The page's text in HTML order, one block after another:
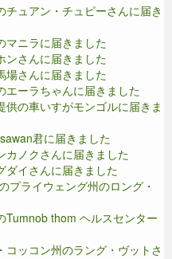
チュアン・チュピーさんに届き
マニラに届きました
ンさんに届きました
場さんに届きました
エーラちゃんに届きました
供の車いすがモンゴルに届きま
君に届きました
カノクさんに届きました
ダイさんに届きました
プライウェング州のロング・
Tumnob thom ヘルスセンター
コッコン州のラング・ヴットさ